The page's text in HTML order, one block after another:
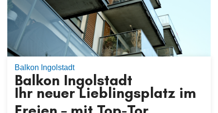
Balkon Ingolstadt
Balkon Ingolstadt
Ihr neuer Lieblingsplatz im